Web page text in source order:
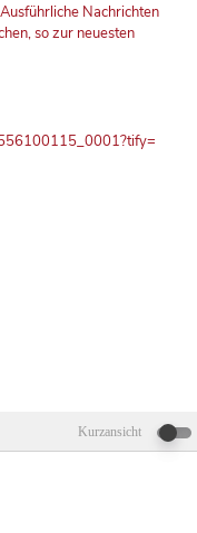
Nachrichten
so zur neuesten
Kurzansicht